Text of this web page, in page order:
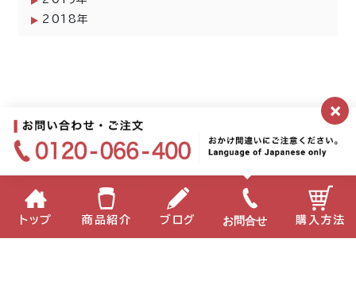
2018年
×
トップ 商品紹介 ブログ お問合せ 購入方法